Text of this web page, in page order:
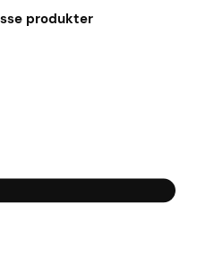
produkter